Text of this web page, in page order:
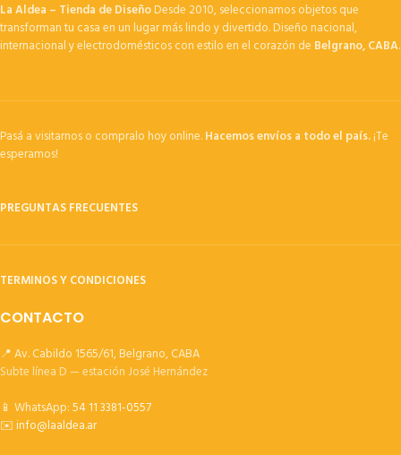
La Aldea – Tienda de DiseñoDesde 2010, seleccionamos objetos que
transforman tu casa en un lugar más lindo y divertido. Diseño nacional,
internacional y electrodomésticos con estilo en el corazón de Belgrano, CABA.
Pasá a visitarnos o compralo hoy online.Hacemos envíos a todo el país.¡Te
esperamos!
PREGUNTAS FRECUENTES
TERMINOS Y CONDICIONES
CONTACTO
📍 Av. Cabildo 1565/61, Belgrano, CABA
Subte línea D — estación José Hernández
📱 WhatsApp:54 11 3381-0557
✉️info@laaldea.ar